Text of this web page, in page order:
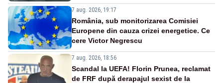
7 aug. 2026, 19:17
România, sub monitorizarea Comisiei
Europene din cauza crizei energetice. Ce
cere Victor Negrescu
7 aug. 2026, 18:56
Scandal la UEFA! Florin Prunea, reclamat
de FRF după derapajul sexist de la